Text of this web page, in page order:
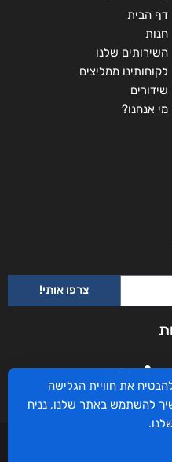
דף הבית
חנות
השירותים שלנו
לקוחותינו ממליצים
שידורים
מי אנחנו?
צרפו אותי!
בוקסאי טכנולוגיות בע"מ שד אבא
את חוויית הגלישה
להשתמש באתר שלנו, נניח